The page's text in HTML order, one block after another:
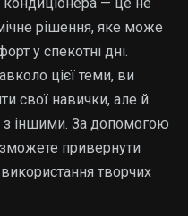
рішення, яке може
у спекотні дні.
цієї теми, ви
свої навички, але й
з іншими. За допомогою
привернути
творчих